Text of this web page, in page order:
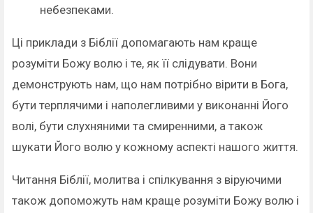
небезпеками.
Ці приклади з Біблії допомагають нам краще
розуміти Божу волю і те, як її слідувати. Вони
демонструють нам, що нам потрібно вірити в Бога,
бути терплячими і наполегливими у виконанні Його
волі, бути слухняними та смиренними, а також
шукати Його волю у кожному аспекті нашого життя.
Читання Біблії, молитва і спілкування з віруючими
також допоможуть нам краще розуміти Божу волю і